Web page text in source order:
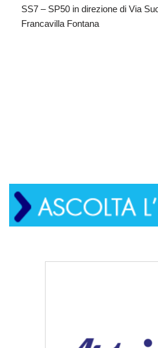
SS7 – SP50 in direzione di Via
Francavilla Fontana